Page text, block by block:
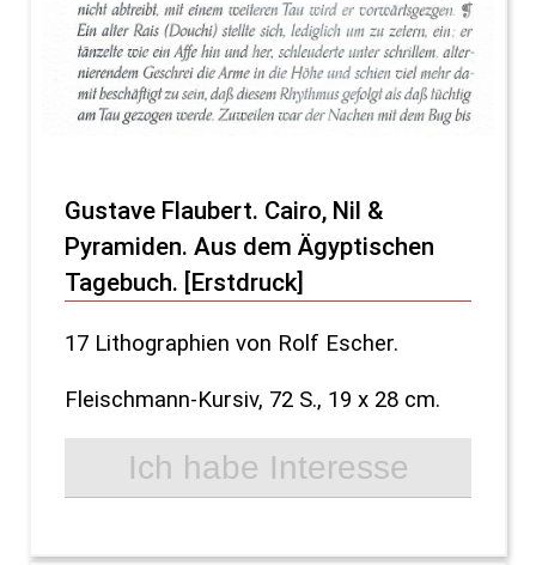
Gustave Flaubert. Cairo, Nil &
Pyramiden. Aus dem Ägyptischen
Tagebuch. [Erstdruck]
17 Lithographien von Rolf Escher.
Fleischmann-Kursiv, 72 S., 19 x 28 cm.